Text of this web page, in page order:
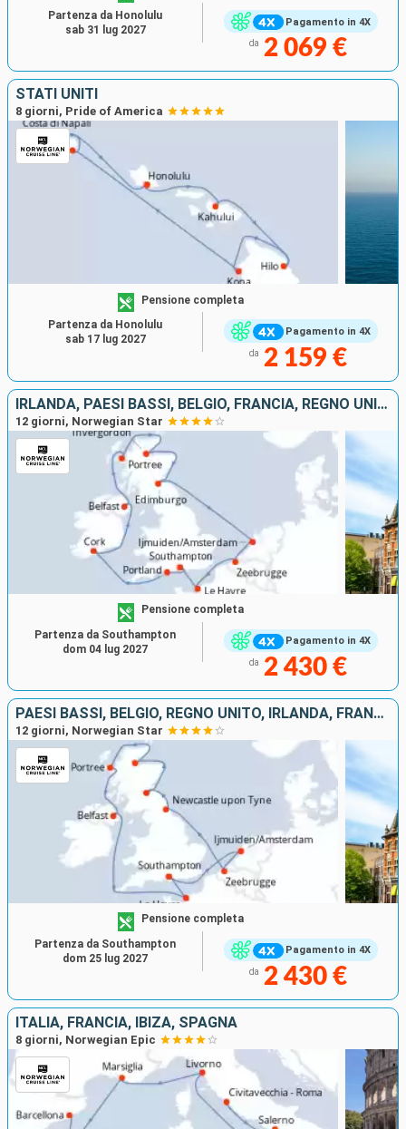
Pagamento in 4X
da 2 069 €
Partenza da Honolulu
sab 31 lug 2027
STATI UNITI
8 giorni, Pride of America
Pagamento in 4X
Pensione completa
da 2 159 €
Partenza da Honolulu
sab 17 lug 2027
IRLANDA, PAESI BASSI, BELGIO, FRANCIA, REGNO UNITO
12 giorni, Norwegian Star
Pagamento in 4X
Pensione completa
da 2 430 €
Partenza da Southampton
dom 04 lug 2027
PAESI BASSI, BELGIO, REGNO UNITO, IRLANDA, FRANCIA
12 giorni, Norwegian Star
Pagamento in 4X
Pensione completa
da 2 430 €
Partenza da Southampton
dom 25 lug 2027
ITALIA, FRANCIA, IBIZA, SPAGNA
8 giorni, Norwegian Epic